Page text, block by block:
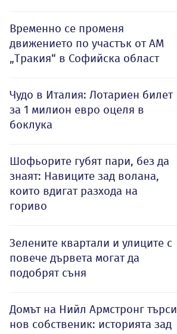
Временно се променя
движението по участък от АМ
„Тракия“ в Софийска област
Чудо в Италия: Лотариен билет
за 1 милион евро оцеля в
боклука
Шофьорите губят пари, без да
знаят: Навиците зад волана,
които вдигат разхода на
гориво
Зелените квартали и улиците с
повече дървета могат да
подобрят съня
Домът на Нийл Армстронг търси
нов собственик: историята зад